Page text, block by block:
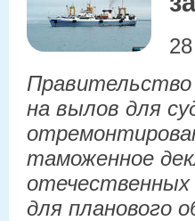
на вылов для
таможенное
для планового